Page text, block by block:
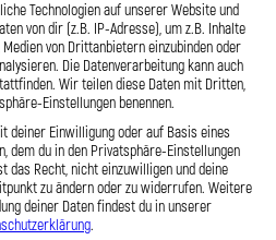
Anzeigen
Technologien auf unserer Website und
von dir (z.B. IP-Adresse), um z.B. Inhalte
von Drittanbietern einzubinden oder
Die Datenverarbeitung kann auch
Wir teilen diese Daten mit Dritten,
Einstellungen benennen.
deiner Einwilligung oder auf Basis eines
dem du in den Privatsphäre-Einstellungen
das Recht, nicht einzuwilligen und deine
zu ändern oder zu widerrufen. Weitere
deiner Daten findest du in unserer
.